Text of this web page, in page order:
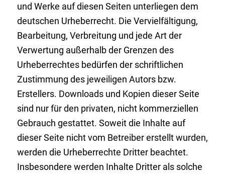
und Werke auf diesen Seiten unterliegen dem
deutschen Urheberrecht. Die Vervielfältigung,
Bearbeitung, Verbreitung und jede Art der
Verwertung außerhalb der Grenzen des
Urheberrechtes bedürfen der schriftlichen
Zustimmung des jeweiligen Autors bzw.
Erstellers. Downloads und Kopien dieser Seite
sind nur für den privaten, nicht kommerziellen
Gebrauch gestattet. Soweit die Inhalte auf
dieser Seite nicht vom Betreiber erstellt wurden,
werden die Urheberrechte Dritter beachtet.
Insbesondere werden Inhalte Dritter als solche